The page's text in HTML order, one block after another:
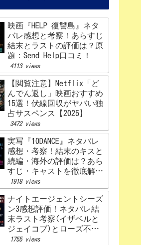
映画『HELP 復讐島』ネタ
バレ感想と考察！あらすじ
結末とラストの評価は？原
題：Send Help口コミ！
4113 views
【閲覧注意】Netflix「ど
んでん返し」映画おすすめ
15選！伏線回収がヤバい独
占サスペンス【2025】
3472 views
実写『10DANCE』ネタバレ
感想・考察！結末のキスと
続編・海外の評価は？あら
すじ・キャストを徹底解
説！【Netflix】
1918 views
ナイトエージェントシーズ
ン3感想評価！ネタバレ結
末ラスト考察(イザベルと
ジェイコブ)とローズ不在
の理由を解説‼
1755 views